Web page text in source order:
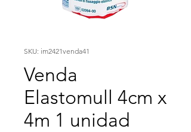
SKU: im2421venda41
Venda
Elastomull 4cm x
4m 1 unidad